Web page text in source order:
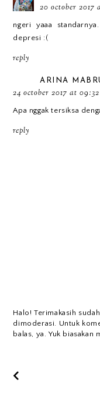
20 october 2017
ngeri yaaa
depresi :(
reply
ARINA
24 october 2017 at 09:32
Apa nggak tersiksa
reply
Halo! Terimakasih
dimoderasi. Untuk
balas, ya. Yuk